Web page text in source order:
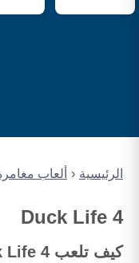
الرئيسية ألعاب
Duck Life 4
كيف تلعب Duck Life 4